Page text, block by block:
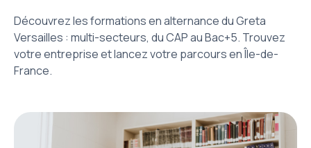
Découvrez les formations en alternance du Greta
Versailles : multi-secteurs, du CAP au Bac+5. Trouvez
votre entreprise et lancez votre parcours en Île-de-
France.